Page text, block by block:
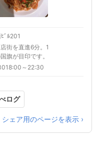
ﾞﾙ201
街を直進6分。1
旗が目印です。
～22:30
ログ
シェア用のページを表示 ›